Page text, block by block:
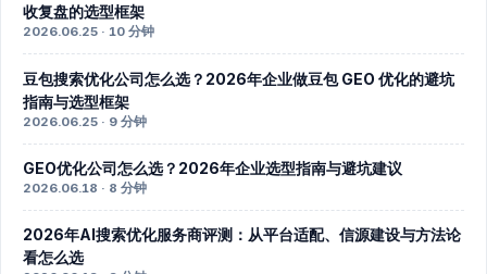
收复盘的选型框架
2026.06.25 · 10 分钟
豆包搜索优化公司怎么选？2026年企业做豆包 GEO 优化的避坑
指南与选型框架
2026.06.25 · 9 分钟
GEO优化公司怎么选？2026年企业选型指南与避坑建议
2026.06.18 · 8 分钟
2026年AI搜索优化服务商评测：从平台适配、信源建设与方法论
看怎么选